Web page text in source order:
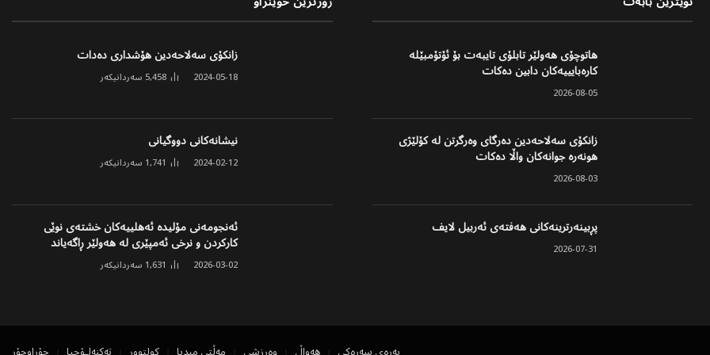
هاتوچۆی هەولێر تابلۆی تایبەت بۆ ئۆتۆمبێلە
کارەبایییەکان دابین دەکات
2026-08-05
زانکۆی سەلاحەدین دەرگای وەرگرتن لە کۆلێژی
هونەرە جوانەکان واڵا دەکات
2026-08-03
پڕبینەرترینەکانی هەفتەی ئەربیل لایف
2026-07-31
زانکۆی سەلاحەدین هۆشداری دەدات
2024-05-18
5,458 سەردانیکەر
نیشانەکانی دووگیانی
2024-02-12
1,741 سەردانیکەر
ئەنجومەنی مۆلیدە ئەهلییەکان خشتەی نوێی
کارکردن و نرخی ئەمپێری لە هەولێر ڕاگەیاند
2026-03-02
1,631 سەردانیکەر